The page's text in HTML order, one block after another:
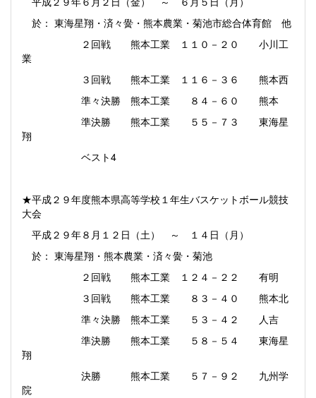
於： 東海星翔・済々黌・熊本農業・菊池市総合体育館 他
２回戦 熊本工業 １１０－２０ 小川工
業
３回戦 熊本工業 １１６－３６ 熊本西
準々決勝 熊本工業 ８４－６０ 熊本
準決勝 熊本工業 ５５－７３ 東海星
翔
ベスト4
★平成２９年度熊本県高等学校１年生バスケットボール競技
大会
平成２９年８月１２日（土） ～ １４日（月）
於： 東海星翔・熊本農業・済々黌・菊池
２回戦 熊本工業 １２４－２２ 有明
３回戦 熊本工業 ８３－４０ 熊本北
準々決勝 熊本工業 ５３－４２ 人吉
準決勝 熊本工業 ５８－５４ 東海星
翔
決勝 熊本工業 ５７－９２ 九州学
院